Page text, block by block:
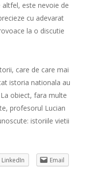
altfel, este nevoie de
cu adevarat
la o discutie
care de care mai
istoria nationala au
obiect, fara multe
profesorul Lucian
istoriile vietii
LinkedIn Email